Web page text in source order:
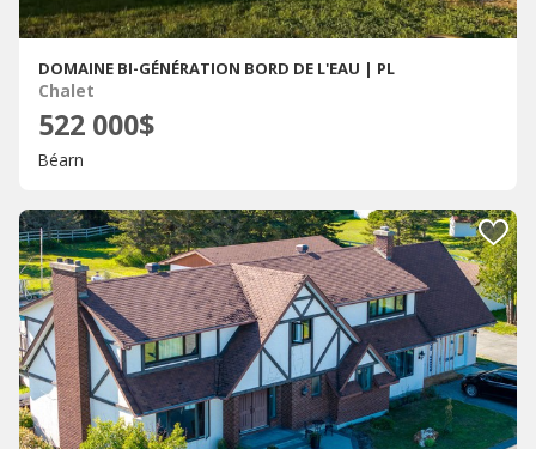
DOMAINE BI-GÉNÉRATION BORD DE L'EAU | PL
Chalet
522 000$
Béarn